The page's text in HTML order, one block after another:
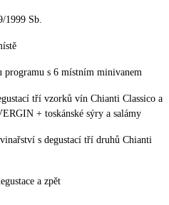
1999 Sb.
programu s 6 místním minivanem
tří vzorků vín Chianti Classico a
+ toskánské sýry a salámy
s degustací tří druhů Chianti
a zpět